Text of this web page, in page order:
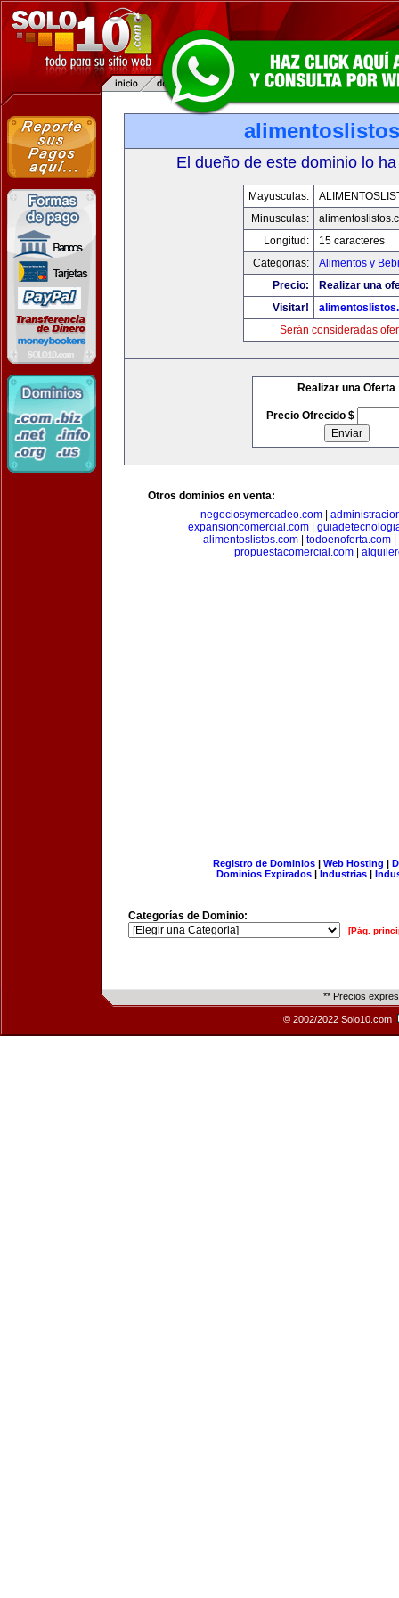
El dueño de este dominio lo
Mayusculas:
Minusculas:
Longitud:
15 caracteres
Categorias:
Alimentos y
Precio:
Realizar una
Visitar!
Serán consideradas
Realizar una Oferta
Precio Ofrecido $
Otros dominios en venta:
negociosymercadeo.com|
expansioncomercial.com|
alimentoslistos.com| todoenoferta.com|
propuestacomercial.com
Registro de Dominios| Web Hosting |
Dominios Expirados | Industrias |
Categorías de Dominio:
[Pág.
** Precios
© 2002/2022 Solo10.com